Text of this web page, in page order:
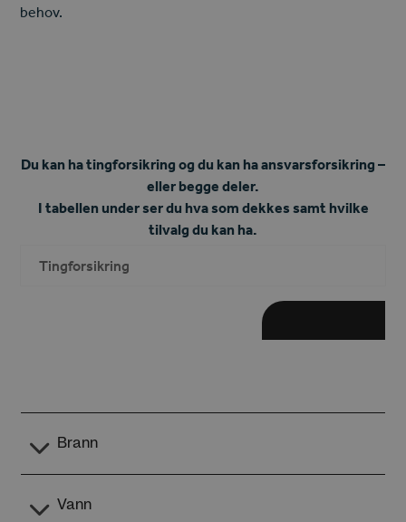
behov.
Du kan ha tingforsikring og du kan ha ansvarsforsikring –
eller begge deler.
I tabellen under ser du hva som dekkes samt hvilke
tilvalg du kan ha.
Tingforsikring